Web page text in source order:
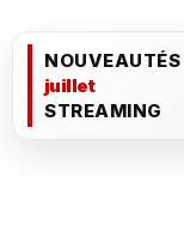
NOUVEAUTÉS
juillet
STREAMING